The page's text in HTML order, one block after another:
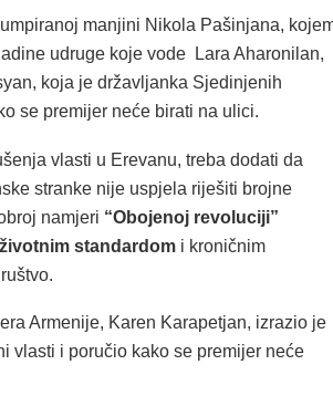
manjini Nikola Pašinjana,
udruge koje vode Lara Aharonilan,
koja je državljanka Sjedinjenih
se premijer neće birati na ulici.
vlasti u Erevanu, treba dodati da
stranke nije uspjela riješiti brojne
namjeri “Obojenoj revoluciji”
standardomi kroničnim
Armenije, Karen Karapetjan, izrazio je
vlasti i poručio kako se premijer neće